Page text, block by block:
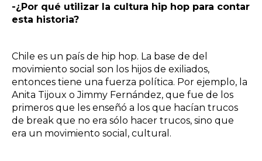
-¿Por qué utilizar la cultura hip hop para contar
esta historia?
Chile es un país de hip hop. La base de del
movimiento social son los hijos de exiliados,
entonces tiene una fuerza política. Por ejemplo, la
Anita Tijoux o Jimmy Fernández, que fue de los
primeros que les enseñó a los que hacían trucos
de break que no era sólo hacer trucos, sino que
era un movimiento social, cultural.